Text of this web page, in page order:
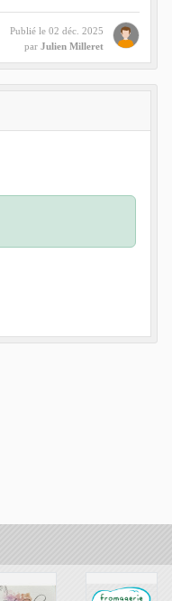
Publié le 02 déc. 2025
par Julien Milleret